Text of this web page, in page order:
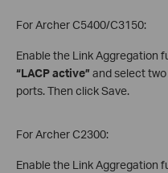
For Archer C5400/C3150:
Enable the Link Aggregation
“LACP active” and select
ports. Then click Save.
For Archer C2300:
Enable the Link Aggregation